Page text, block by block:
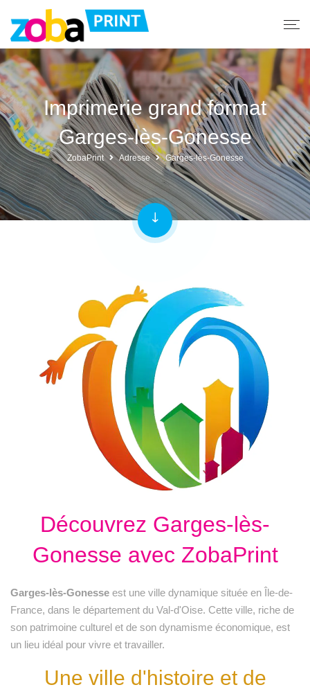
Imprimerie grand format
Garges-lès-Gonesse
ZobaPrint Adresse Garges-lès-Gonesse
Découvrez Garges-lès-
Gonesse avec ZobaPrint
Garges-lès-Gonesse est une ville dynamique située en Île-de-
France, dans le département du Val-d'Oise. Cette ville, riche de
son patrimoine culturel et de son dynamisme économique, est
un lieu idéal pour vivre et travailler.
Une ville d'histoire et de